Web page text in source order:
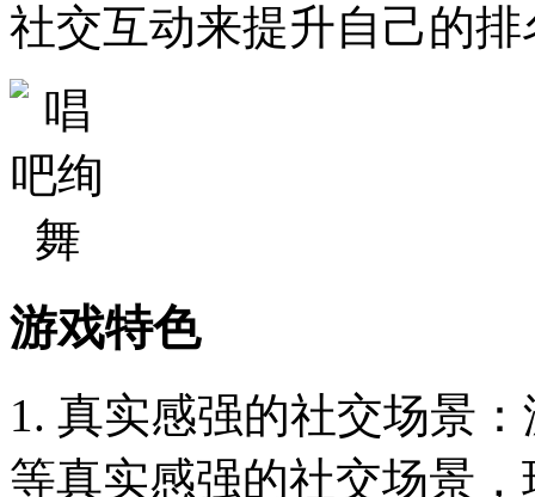
社交互动来提升自己的
游戏特色
1. 真实感强的社交场景
等真实感强的社交场景